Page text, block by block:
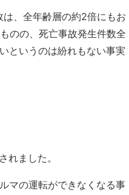
、全年齢層の約2倍にもお
のの、死亡事故発生件数全
というのは紛れもない事実
れました。
マの運転ができなくなる事